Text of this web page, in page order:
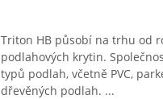
Triton HB působí na trhu od
podlahových krytin.
typů podlah, včetně PVC,
dřevěných podlah. ...